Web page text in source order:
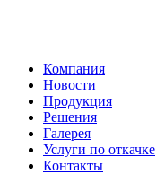
Компания
Новости
Продукция
Решения
Галерея
Услуги по откачке
Контакты